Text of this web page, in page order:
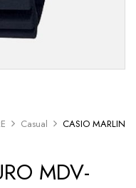
Casual
CASIO MARLIN
MDV-